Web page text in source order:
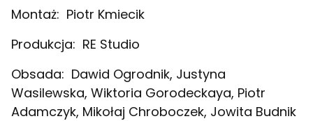
Montaż: Piotr Kmiecik
Produkcja: RE Studio
Obsada: Dawid Ogrodnik, Justyna
Wasilewska, Wiktoria Gorodeckaya, Piotr
Adamczyk, Mikołaj Chroboczek, Jowita Budnik